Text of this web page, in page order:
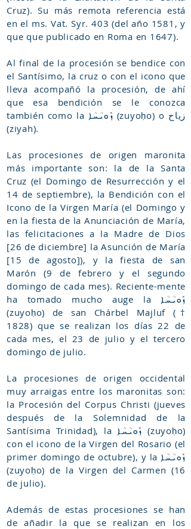
Cruz). Su más remota referencia está
en el ms. Vat. Syr. 403 (del año 1581, y
que que publicado en Roma en 1647).
Al final de la procesión se bendice con
el Santísimo, la cruz o con el icono que
lleva acompañó la procesión, de ahí
que esa bendición se le conozca
también como la ܙܽܘܝܳܚܳܐ (zuyoḥo) o زياح
(ziyah).
Las procesiones de origen maronita
más importante son: la de la Santa
Cruz (el Domingo de Resurrección y el
14 de septiembre), la Bendición con el
Icono de la Virgen María (el Domingo y
en la fiesta de la Anunciación de María,
las felicitaciones a la Madre de Dios
[26 de diciembre] la Asunción de María
[15 de agosto]), y la fiesta de san
Marón (9 de febrero y el segundo
domingo de cada mes). Reciente-mente
ha tomado mucho auge la ܙܽܘܝܳܚܳܐ
(zuyoḥo) de san Chárbel Majluf (†
1828) que se realizan los días 22 de
cada mes, el 23 de julio y el tercero
domingo de julio.
La procesiones de origen occidental
muy arraigas entre los maronitas son:
la Procesión del Corpus Christi (jueves
después de la Solemnidad de la
Santísima Trinidad), la ܙܽܘܝܳܚܳܐ (zuyoḥo)
con el icono de la Virgen del Rosario (el
primer domingo de octubre), y la ܙܽܘܝܳܚܳܐ
(zuyoḥo) de la Virgen del Carmen (16
de julio).
Además de estas procesiones se han
de añadir la que se realizan en los